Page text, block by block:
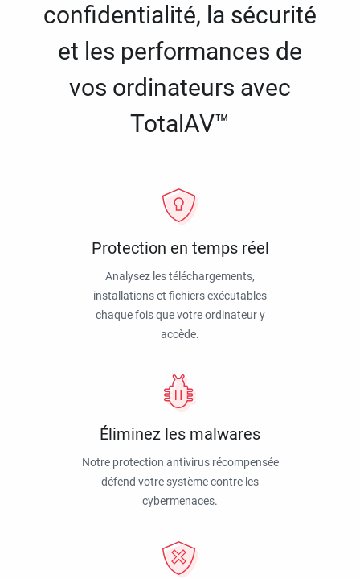
confidentialité, la sécurité
et les performances de
vos ordinateurs avec
TotalAV™
Protection en temps réel
Analysez les téléchargements,
installations et fichiers exécutables
chaque fois que votre ordinateur y
accède.
Éliminez les malwares
Notre protection antivirus récompensée
défend votre système contre les
cybermenaces.